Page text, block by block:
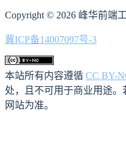
Copyright © 2026 峰华前端
冀ICP备14007097号-3
本站所有内容遵循 CC BY-
处，且不可用于商业用途
网站为准。